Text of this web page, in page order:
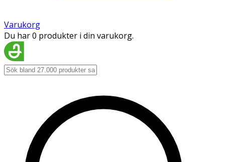
Varukorg
Du har 0 produkter i din varukorg.